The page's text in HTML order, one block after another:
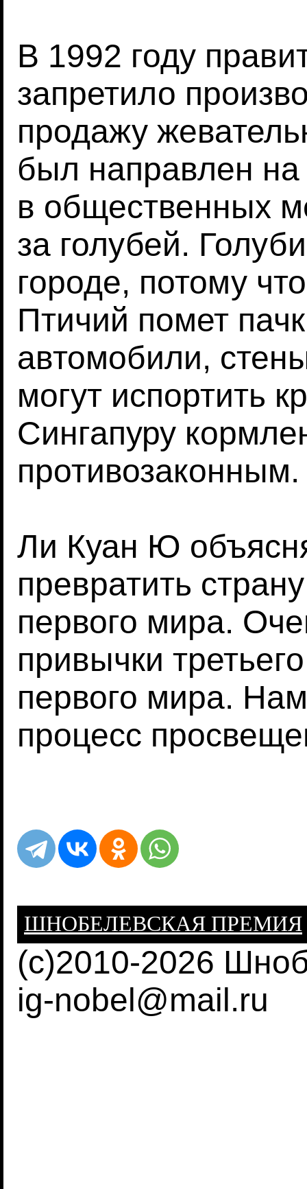
В 1992 году
запретило
продажу
был направлен
в общественных
за голубей.
городе, потому
Птичий помет
автомобили,
могут испортить
Сингапуру
противозаконным.
Ли Куан Ю
превратить
первого мира.
привычки
первого мира.
процесс
ШНОБЕЛЕВСКАЯ ПРЕМИЯ
(c)2010-2026
ig-nobel@mail.ru